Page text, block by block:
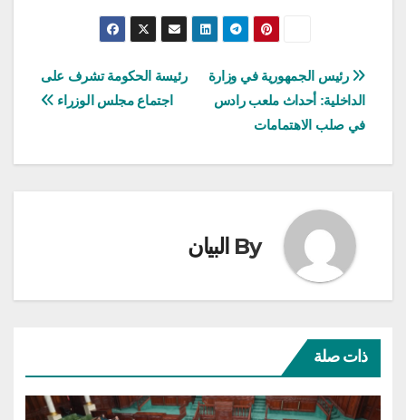
تصفّح
المقالات
رئيسة الحكومة تشرف على
اجتماع مجلس الوزراء
رئيس الجمهورية في وزارة
الداخلية: أحداث ملعب رادس
في صلب الاهتمامات
By البيان
ذات صلة